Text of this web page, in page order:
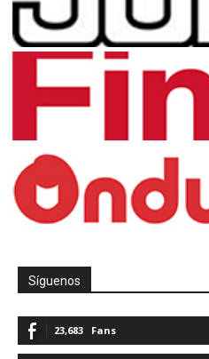
Síguenos
23,683 Fans